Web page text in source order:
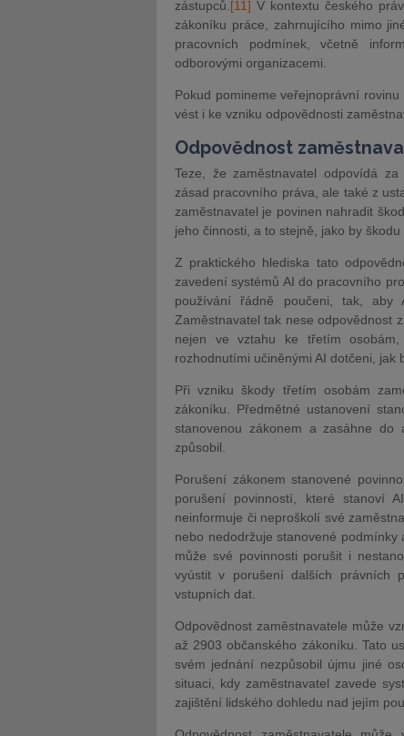
zástupců. [11] V kontextu českého
zákoníku práce, zahrnujícího mimo
pracovních podmínek, včetně
odborovými organizacemi.
Pokud pomineme veřejnoprávní
vést i ke vzniku odpovědnosti
Odpovědnost
Teze, že zaměstnavatel odpovídá
zásad pracovního práva, ale také z
zaměstnavatel je povinen nahradit
jeho činnosti, a to stejně, jako by škodu
Z praktického hlediska tato
zavedení systémů AI do pracovního
používání řádně poučeni, tak, aby
Zaměstnavatel tak nese odpovědnost
nejen ve vztahu ke třetím
rozhodnutími učiněnými AI dotčeni, jak
Při vzniku škody třetím osobám
zákoníku. Předmětné ustanovení
stanovenou zákonem a zasáhne
způsobil.
Porušení zákonem stanovené
porušení povinností, které stanoví
neinformuje či neproškolí své
nebo nedodržuje stanovené
může své povinnosti porušit i
vyústit v porušení dalších právních
vstupních dat.
Odpovědnost zaměstnavatele může
až 2903 občanského zákoníku. Tato
svém jednání nezpůsobil újmu jiné
situaci, kdy zaměstnavatel zavede
zajištění lidského dohledu nad jejím